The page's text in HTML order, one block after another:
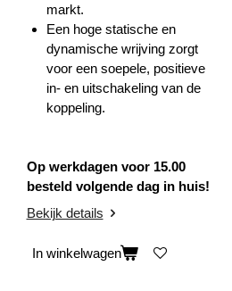
markt.
Een hoge statische en
dynamische wrijving zorgt
voor een soepele, positieve
in- en uitschakeling van de
koppeling.
Op werkdagen voor 15.00
besteld volgende dag in huis!
Bekijk details
In winkelwagen